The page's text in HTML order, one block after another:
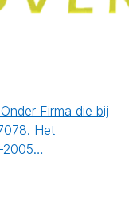
Firma die bij
Het
2005…